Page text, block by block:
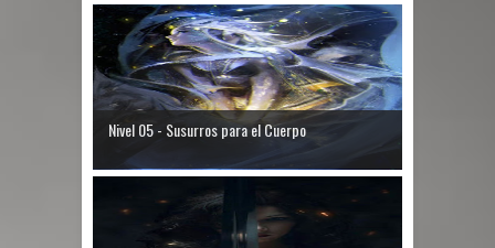
Nivel 05 - Susurros para el Cuerpo